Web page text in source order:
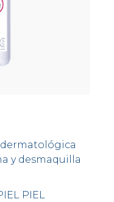
y desmaquilla
PIEL